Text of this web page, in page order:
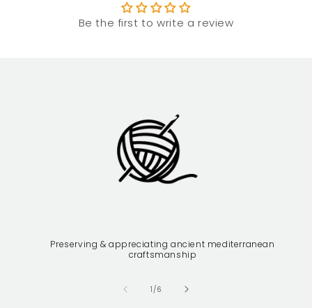
Be the first to write a review
Preserving & appreciating ancient mediterranean
craftsmanship
1 /of
6